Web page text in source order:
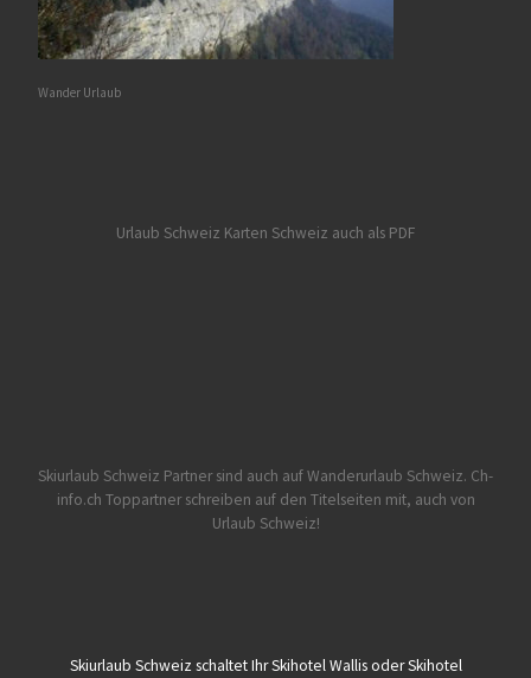
Wander Urlaub
Urlaub Schweiz Karten Schweiz auch als PDF
Skiurlaub Schweiz Partner sind auch auf Wanderurlaub Schweiz. Ch-
info.ch Toppartner schreiben auf den Titelseiten mit, auch von
Urlaub Schweiz!
Skiurlaub Schweiz schaltet Ihr Skihotel Wallis oder Skihotel